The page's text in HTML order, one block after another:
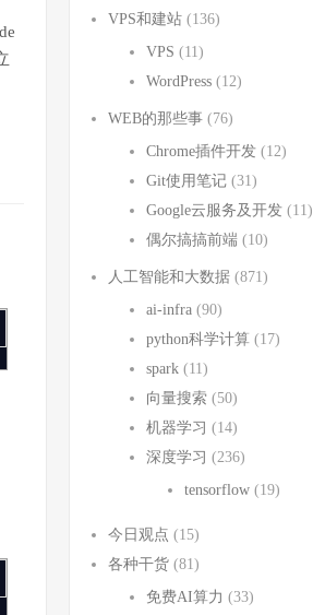
VPS和建站 (136)
VPS (11)
WordPress (12)
WEB的那些事 (76)
Chrome插件开发 (12)
Git使用笔记 (31)
Google云服务及开发 (11)
偶尔搞搞前端 (10)
人工智能和大数据 (871)
ai-infra (90)
python科学计算 (17)
spark (11)
向量搜索 (50)
机器学习 (14)
深度学习 (236)
tensorflow (19)
今日观点 (15)
各种干货 (81)
免费AI算力 (33)